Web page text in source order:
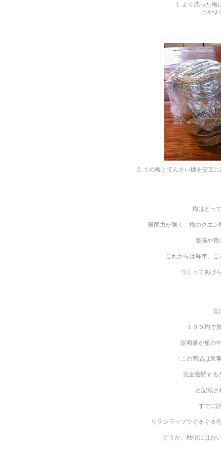
１.よく洗った梅
出やす
２.１の梅とてんさい糖を交互
梅はとっ
殺菌力が強く、梅のクエ
整腸や胃
これからは毎年、
つくってあげ
実
１００均で
説明書が瓶の
「この商品は果
完全密閉す
と記載
すでに
サランラップでぐるぐる
どうか、秋頃にはお